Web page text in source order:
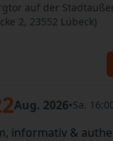
auf der
2, 23552 Lübeck)
Aug. 2026•Sa.
informativ &